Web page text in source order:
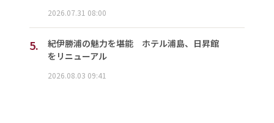
2026.07.31 08:00
5.
紀伊勝浦の魅力を堪能 ホテル浦島、日昇館
をリニューアル
2026.08.03 09:41